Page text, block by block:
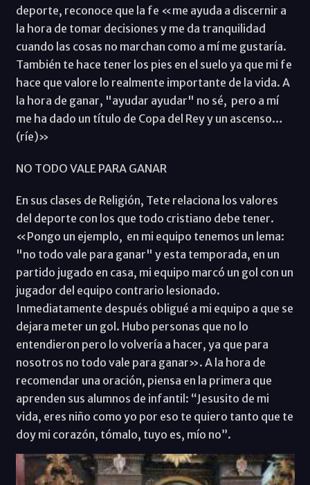
deporte, reconoce que la fe «me ayuda a discernir a
la hora de tomar decisiones y me da tranquilidad
cuando las cosas no marchan como a mí me gustaría.
También te hace tener los pies en el suelo ya que mi fe
hace que valore lo realmente importante de la vida. A
la hora de ganar, "ayudar ayudar" no sé, pero a mí
me ha dado un título de Copa del Rey y un ascenso…
(ríe)»
NO TODO VALE PARA GANAR
En sus clases de Religión, Tete relaciona los valores
del deporte con los que todo cristiano debe tener.
«Pongo un ejemplo, en mi equipo tenemos un lema:
"no todo vale para ganar" y esta temporada, en un
partido jugado en casa, mi equipo marcó un gol con un
jugador del equipo contrario lesionado.
Inmediatamente después obligué a mi equipo a que se
dejara meter un gol. Hubo personas que no lo
entendieron pero lo volvería a hacer, ya que para
nosotros no todo vale para ganar». A la hora de
recomendar una oración, piensa en la primera que
aprenden sus alumnos de infantil: “Jesusito de mi
vida, eres niño como yo por eso te quiero tanto que te
doy mi corazón, tómalo, tuyo es, mío no”.